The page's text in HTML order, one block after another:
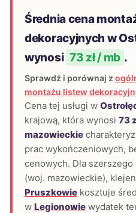
Średnia cena
dekoracyjnych w
wynosi 73 zł / mb .
Sprawdź i porównaj z
montażu listew
Cena tej usługi w
krajową, która wynosi 73
mazowieckie
prac wykończeniowych,
cenowych. Dla
(woj. mazowieckie),
Pruszkowie kosztuje
w Legionowie wydatek